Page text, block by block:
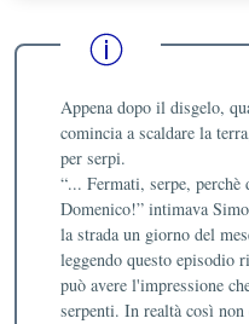
Appena dopo il disgelo,
comincia a scaldare la
per serpi.
“... Fermati, serpe,
Domenico!” intimava
la strada un giorno del
leggendo questo episodio
può avere l'impressione
serpenti. In realtà così